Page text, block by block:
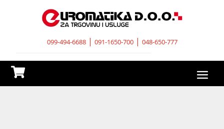
099-494-6688| 091-1650-700| 048-650-777
